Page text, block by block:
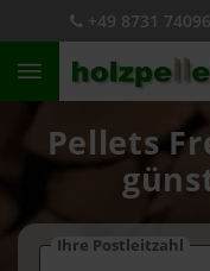
+49 8731
Pellets
Ihre Postleitzahl